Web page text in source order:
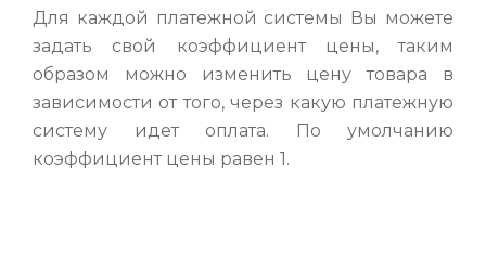
Для каждой платежной системы Вы можете
задать свой коэффициент цены, таким
образом можно изменить цену товара в
зависимости от того, через какую платежную
систему идет оплата. По умолчанию
коэффициент цены равен 1.